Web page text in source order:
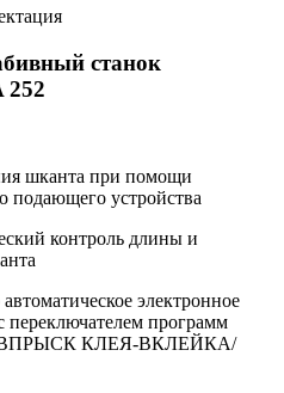
станок
252
шканта при помощи
подающего устройства
контроль длины и
электронное
переключателем программ
КЛЕЯ-ВКЛЕЙКА/